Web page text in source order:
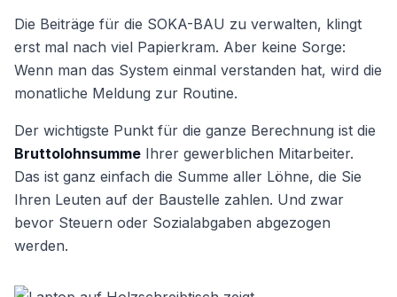
Die Beiträge für die SOKA-BAU zu verwalten, klingt
erst mal nach viel Papierkram. Aber keine Sorge:
Wenn man das System einmal verstanden hat, wird die
monatliche Meldung zur Routine.
Der wichtigste Punkt für die ganze Berechnung ist die
Bruttolohnsumme Ihrer gewerblichen Mitarbeiter.
Das ist ganz einfach die Summe aller Löhne, die Sie
Ihren Leuten auf der Baustelle zahlen. Und zwar
bevor Steuern oder Sozialabgaben abgezogen
werden.